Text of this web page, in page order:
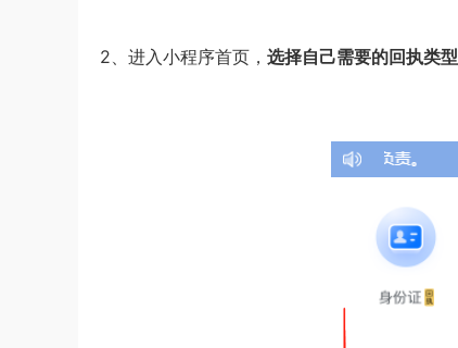
2、进入小程序首页， 选择自己需要的回执类型